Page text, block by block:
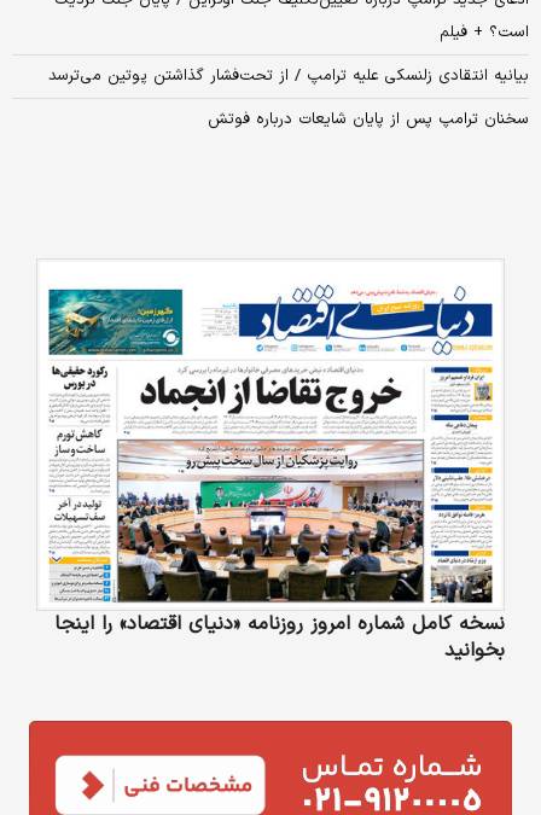
است؟ + فیلم
بیانیه انتقادی زلنسکی علیه ترامپ / از تحت‌فشار گذاشتن پوتین می‌ترسد
سخنان ترامپ پس از پایان شایعات درباره فوتش
نسخه کامل شماره امروز روزنامه «دنیای‌ اقتصاد» را اینجا
بخوانید